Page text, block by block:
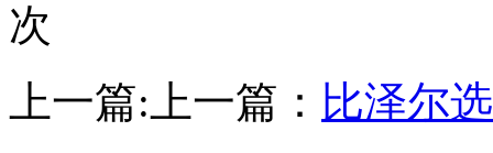
次
上一篇: 上一篇： 比泽尔